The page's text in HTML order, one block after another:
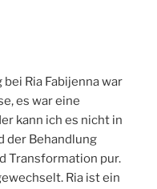
Ria Fabijenna war
es war eine
kann ich es nicht in
der Behandlung
Transformation pur.
Ria ist ein